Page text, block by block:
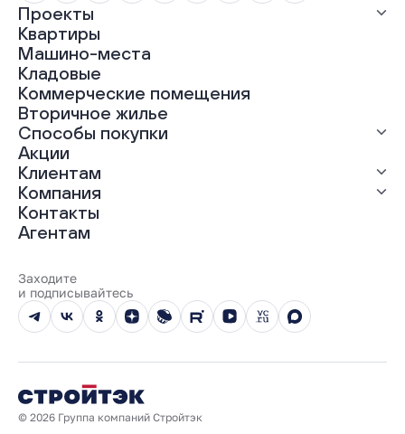
Проекты
Все проекты
ЖК «Абрикос»
ЖК «Гравитация»
ЖК «Грин Гарден»
ЖК «Динамика»
ЖК «Мохито»
ЖК «Современник»
ЖК «Янтарная долина»
Квартиры
Машино-места
Кладовые
Коммерческие помещения
Вторичное жилье
Способы покупки
Выгодная ипотека
Рассрочка
Материнский капитал
Трейд-ин
100% оплата
Акции
Клиентам
Ход строительства
Документы
Выдача ключей
Компания
О нас
Карьера
Реализованные проекты
Вопросы и ответы
Новости
Юбилейный год
Контакты
Агентам
Заходите
и подписывайтесь
© 2026 Группа компаний Стройтэк